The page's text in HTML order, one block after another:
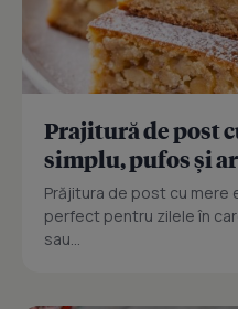
Prajitură de post
simplu, pufos și
Prăjitura de post cu
perfect pentru zilele în
sau...